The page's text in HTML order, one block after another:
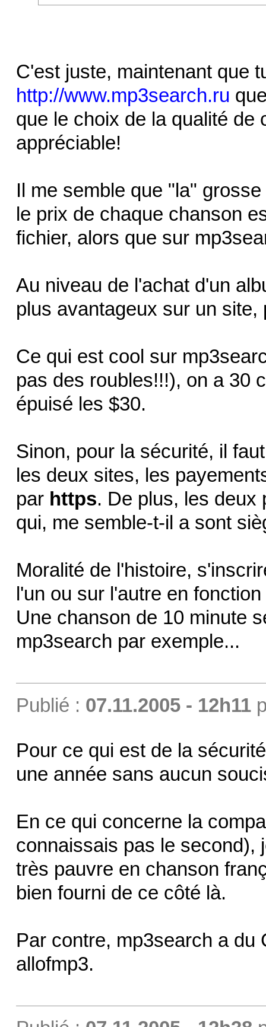
C'est juste, maintenant que
http://www.mp3search.ru
que le choix de la qualité de
appréciable!
Il me semble que "la"
le prix de chaque chanson
fichier, alors que sur
Au niveau de l'achat d'un
plus avantageux sur un site,
Ce qui est cool sur
pas des roubles!!!), on a 30
épuisé les $30.
Sinon, pour la sécurité, il
les deux sites, les
par https. De plus, les deux
qui, me semble-t-il a sont
Moralité de l'histoire,
l'un ou sur l'autre en
Une chanson de 10 minute
mp3search par exemple...
Publié : 07.11.2005 - 12h11
Pour ce qui est de la
une année sans aucun
En ce qui concerne la
connaissais pas le second),
très pauvre en chanson
bien fourni de ce côté là.
Par contre, mp3search a du
allofmp3.